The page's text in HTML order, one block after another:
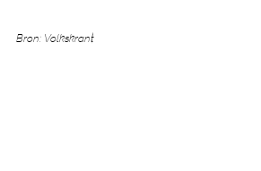
Bron: Volkskrant